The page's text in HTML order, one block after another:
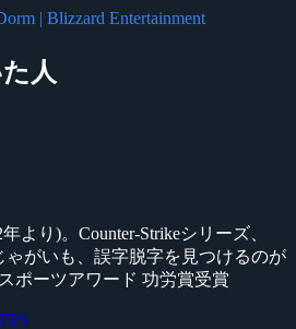
| Blizzard Entertainment
人
より)。Counter-Strikeシリーズ、
ゃがいも、誤字脱字を見つけるのが
ポーツアワード 功労賞受賞